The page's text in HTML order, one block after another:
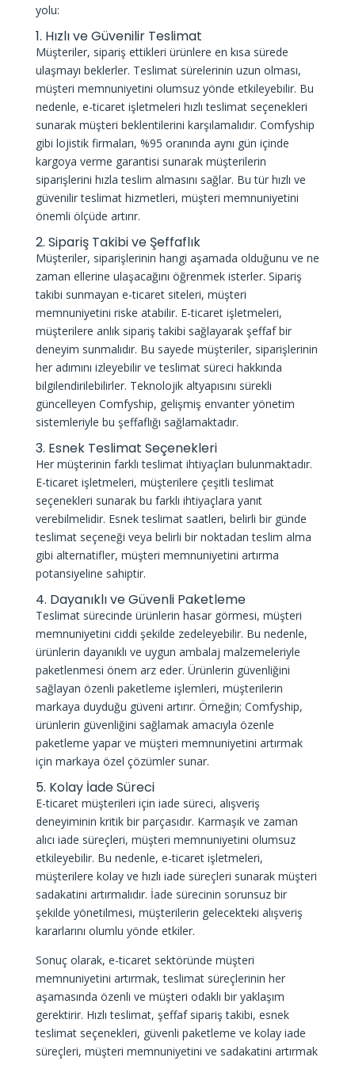
yolu:
1. Hızlı ve Güvenilir Teslimat
Müşteriler, sipariş ettikleri ürünlere en kısa sürede
ulaşmayı beklerler. Teslimat sürelerinin uzun olması,
müşteri memnuniyetini olumsuz yönde etkileyebilir. Bu
nedenle, e-ticaretişletmeleri hızlı teslimat seçenekleri
sunarak müşteri beklentilerini karşılamalıdır. Comfyship
gibi lojistik firmaları, %95 oranında aynı gün içinde
kargoya verme garantisi sunarak müşterilerin
siparişlerini hızla teslim almasını sağlar. Bu tür hızlı ve
güvenilir teslimat hizmetleri, müşteri memnuniyetini
önemli ölçüde artırır.
2. Sipariş Takibi ve Şeffaflık
Müşteriler, siparişlerinin hangi aşamada olduğunu ve ne
zaman ellerine ulaşacağını öğrenmek isterler. Sipariş
takibi sunmayan e-ticaret siteleri, müşteri
memnuniyetini riske atabilir. E-ticaret işletmeleri,
müşterilere anlık sipariş takibi sağlayarak şeffaf bir
deneyim sunmalıdır. Bu sayede müşteriler, siparişlerinin
her adımını izleyebilir ve teslimat süreci hakkında
bilgilendirilebilirler. Teknolojik altyapısını sürekli
güncelleyen Comfyship, gelişmiş envanter yönetim
sistemleriyle bu şeffaflığı sağlamaktadır.
3. Esnek Teslimat Seçenekleri
Her müşterinin farklı teslimat ihtiyaçları bulunmaktadır.
E-ticaret işletmeleri, müşterilere çeşitli teslimat
seçenekleri sunarak bu farklı ihtiyaçlara yanıt
verebilmelidir. Esnek teslimat saatleri, belirli bir günde
teslimat seçeneği veya belirli bir noktadan teslim alma
gibi alternatifler, müşteri memnuniyetini artırma
potansiyeline sahiptir.
4. Dayanıklı ve Güvenli Paketleme
Teslimat sürecinde ürünlerin hasar görmesi, müşteri
memnuniyetini ciddi şekilde zedeleyebilir. Bu nedenle,
ürünlerin dayanıklı ve uygun ambalaj malzemeleriyle
paketlenmesi önem arz eder. Ürünlerin güvenliğini
sağlayan özenli paketleme işlemleri, müşterilerin
markaya duyduğu güveni artırır. Örneğin; Comfyship,
ürünlerin güvenliğini sağlamak amacıyla özenle
paketleme yapar ve müşteri memnuniyetini artırmak
için markaya özel çözümler sunar.
5. Kolay İade Süreci
E-ticaret müşterileri için iade süreci, alışveriş
deneyiminin kritik bir parçasıdır. Karmaşık ve zaman
alıcı iade süreçleri, müşteri memnuniyetini olumsuz
etkileyebilir. Bu nedenle, e-ticaret işletmeleri,
müşterilere kolay ve hızlı iade süreçleri sunarak müşteri
sadakatini artırmalıdır. İade sürecinin sorunsuz bir
şekilde yönetilmesi, müşterilerin gelecekteki alışveriş
kararlarını olumlu yönde etkiler.
Sonuç olarak, e-ticaret sektöründe müşteri
memnuniyetini artırmak, teslimat süreçlerinin her
aşamasında özenli ve müşteri odaklı bir yaklaşım
gerektirir. Hızlı teslimat, şeffaf sipariş takibi, esnek
teslimat seçenekleri, güvenli paketleme ve kolay iade
süreçleri, müşteri memnuniyetini ve sadakatini artırmak